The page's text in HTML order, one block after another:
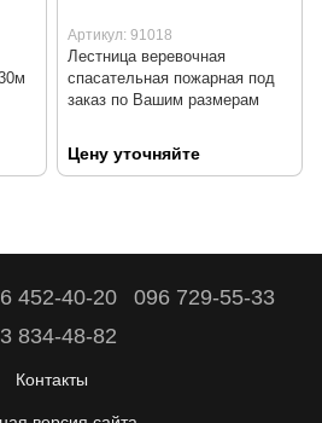
Артикул: 91018
Лестница веревочная
спасательная пожарная под
заказ по Вашим размерам
Цену уточняйте
452-40-20
096 729-55-33
834-48-82
Контакты